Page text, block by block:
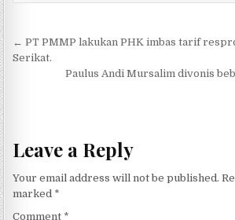
Post navigation
← PT PMMP lakukan PHK imbas tarif
Serikat.
Paulus Andi Mursalim divonis
Leave a Reply
Your email address will not be published.
marked *
Comment *